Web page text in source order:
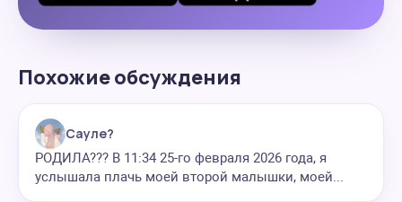
Похожие обсуждения
Сауле?
РОДИЛА??? В 11:34 25-го февраля 2026 года, я
услышала плачь моей второй малышки, моей...